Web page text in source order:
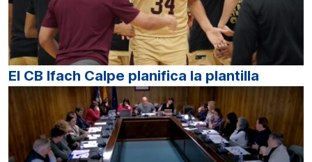
El CB Ifach Calpe planifica la plantilla